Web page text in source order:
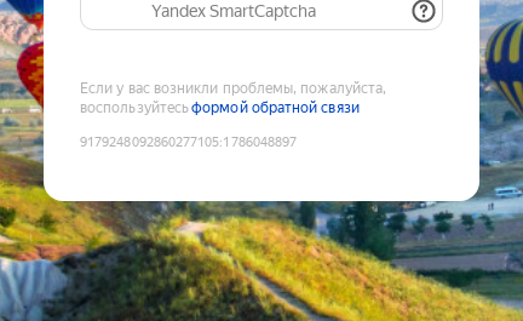
Yandex SmartCaptcha
Если у вас возникли проблемы, пожалуйста,
воспользуйтесьформой обратной связи
9179248092860277105:1786048897